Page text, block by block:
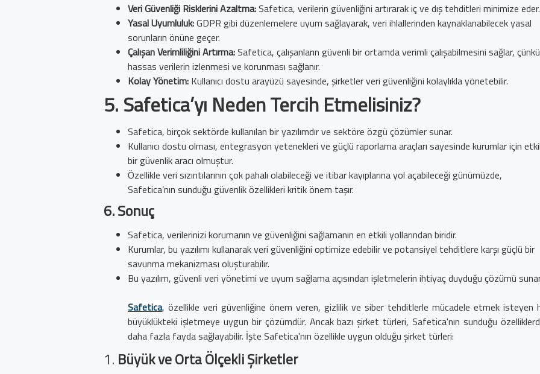
Veri Güvenliği Risklerini Azaltma:Safetica, verilerin güvenliğini artırarak iç ve dış tehditleri minimize eder.
Yasal Uyumluluk:GDPR gibi düzenlemelere uyum sağlayarak, veri ihlallerinden kaynaklanabilecek yasal
sorunların önüne geçer.
Çalışan Verimliliğini Artırma:Safetica, çalışanların güvenli bir ortamda verimli çalışabilmesini sağlar, çünkü
hassas verilerin izlenmesi ve korunması sağlanır.
Kolay Yönetim: Kullanıcı dostu arayüzü sayesinde, şirketler veri güvenliğini kolaylıkla yönetebilir.
5. Safetica’yı Neden Tercih Etmelisiniz?
Safetica, birçok sektörde kullanılan bir yazılımdır ve sektöre özgü çözümler sunar.
Kullanıcı dostu olması, entegrasyon yetenekleri ve güçlü raporlama araçları sayesinde kurumlar için
bir güvenlik aracı olmuştur.
Özellikle veri sızıntılarının çok pahalı olabileceği ve itibar kayıplarına yol açabileceği günümüzde,
Safetica’nın sunduğu güvenlik özellikleri kritik önem taşır.
6.Sonuç
Safetica, verilerinizi korumanın ve güvenliğini sağlamanın en etkili yollarından biridir.
Kurumlar, bu yazılımı kullanarak veri güvenliğini optimize edebilir ve potansiyel tehditlere karşı güçlü bir
savunma mekanizması oluşturabilir.
Bu yazılım, güvenli veri yönetimi ve uyum sağlama açısından işletmelerin ihtiyaç duyduğu çözümü
Safetica, özellikle veri güvenliğine önem veren, gizlilik ve siber tehditlerle mücadele etmek isteyen
büyüklükteki işletmeye uygun bir çözümdür. Ancak bazı şirket türleri, Safetica'nın sunduğu
daha fazla fayda sağlayabilir. İşte Safetica'nın özellikle uygun olduğu şirket türleri:
1. Büyük ve Orta Ölçekli Şirketler